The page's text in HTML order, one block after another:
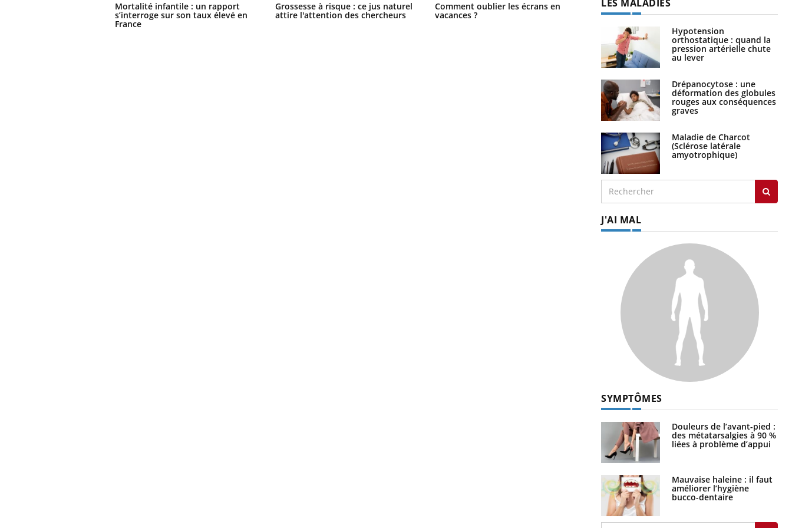
Mortalité infantile : un rapport
s’interroge sur son taux élevé en
France
Grossesse à risque : ce jus naturel
attire l'attention des chercheurs
Comment oublier les écrans en
vacances ?
Toujours connectés : comment le
travail empiète de plus en plus sur
LES MALADIES
Hypotension
orthostatique : quand la
pression artérielle chute
au lever
Drépanocytose : une
déformation des globules
rouges aux conséquences
graves
Maladie de Charcot
(Sclérose latérale
amyotrophique)
J'AI MAL
SYMPTÔMES
Douleurs de l’avant-pied :
des métatarsalgies à 90 %
liées à problème d’appui
Mauvaise haleine : il faut
améliorer l’hygiène
bucco-dentaire